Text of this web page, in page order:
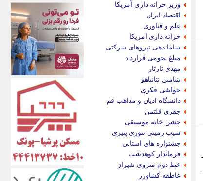
-
وزیر خزانه داری آمریکا
اقتصاد ایران
علم و فناوری
خزانه داری آمریکا
ساماندهی نیروهای شرکتی
مبلغ نجومی قرارداد
مهدی تارتار
بنیامین نتانیاهو
حواشی فکری
دانشگاه ادیان و مذاهب قم
جفری فلتمن
جشن خانه موسیقی
سیب زمینی تنوری پنیری
جشنواره های استانی
فرماندار کوهدشت
خط دوم متروی شیراز
عاطفه کشاورز
اکوفارس
اکونگار
اکونیوز
الف
انتشار آنلاین
اندیشه قرن
اندیشه معاصر
اندیشه ها
انرژی پرس
ای استخدام
ایتنا
ایراف
ایران آرت
ایران آنلاین
ایران زندگی
ایران فوری